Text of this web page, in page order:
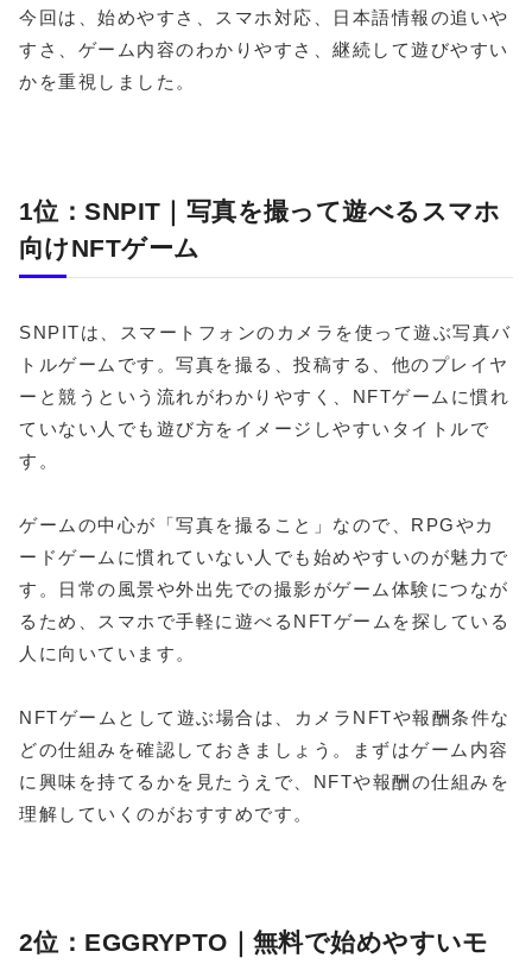
今回は、始めやすさ、スマホ対応、日本語情報の追いや
すさ、ゲーム内容のわかりやすさ、継続して遊びやすい
かを重視しました。
1位：SNPIT｜写真を撮って遊べるスマホ
向けNFTゲーム
SNPITは、スマートフォンのカメラを使って遊ぶ写真バ
トルゲームです。写真を撮る、投稿する、他のプレイヤ
ーと競うという流れがわかりやすく、NFTゲームに慣れ
ていない人でも遊び方をイメージしやすいタイトルで
す。
ゲームの中心が「写真を撮ること」なので、RPGやカ
ードゲームに慣れていない人でも始めやすいのが魅力で
す。日常の風景や外出先での撮影がゲーム体験につなが
るため、スマホで手軽に遊べるNFTゲームを探している
人に向いています。
NFTゲームとして遊ぶ場合は、カメラNFTや報酬条件な
どの仕組みを確認しておきましょう。まずはゲーム内容
に興味を持てるかを見たうえで、NFTや報酬の仕組みを
理解していくのがおすすめです。
2位：EGGRYPTO｜無料で始めやすいモ